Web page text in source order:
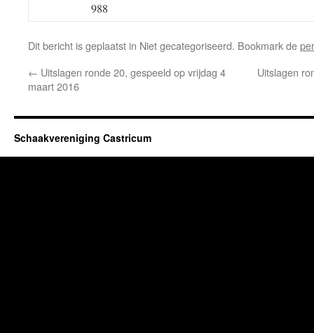
988
Dit bericht is geplaatst in Niet gecategoriseerd. Bookmark de
← Uitslagen ronde 20, gespeeld op vrijdag 4
maart 2016
Uitslagen
Schaakvereniging Castricum